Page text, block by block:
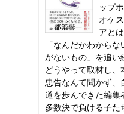
ップ
オケ
アと
「なんだかわから
がないもの」を追い
どうやって取材し
忠告なんて聞かず、
道を歩んできた編集
多数決で負ける子た